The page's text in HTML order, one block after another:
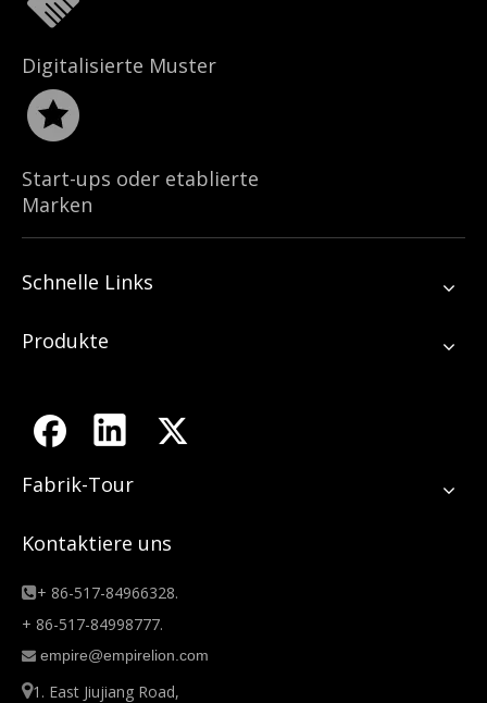
Digitalisierte Muster
Start-ups oder etablierte
Marken
Schnelle Links
Produkte
Fabrik-Tour
Kontaktiere uns
+ 86-517-84966328.
+ 86-517-84998777.
 empire@empirelion.com
1. East Jiujiang Road,